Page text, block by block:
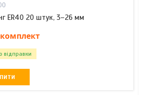
ER40 20 штук, 3–26 мм
відправки